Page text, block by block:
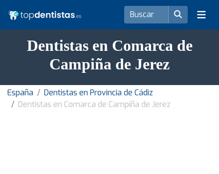
Dentistas en Comarca de
Campiña de Jerez
España
Dentistas en Provincia de Cádiz
Dentistas en Comarca de Campiña de Jerez